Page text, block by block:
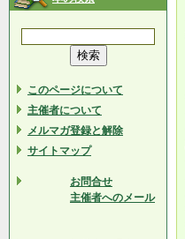
このページについて
主催者について
メルマガ登録と解除
サイトマップ
お問合せ
主催者へのメール